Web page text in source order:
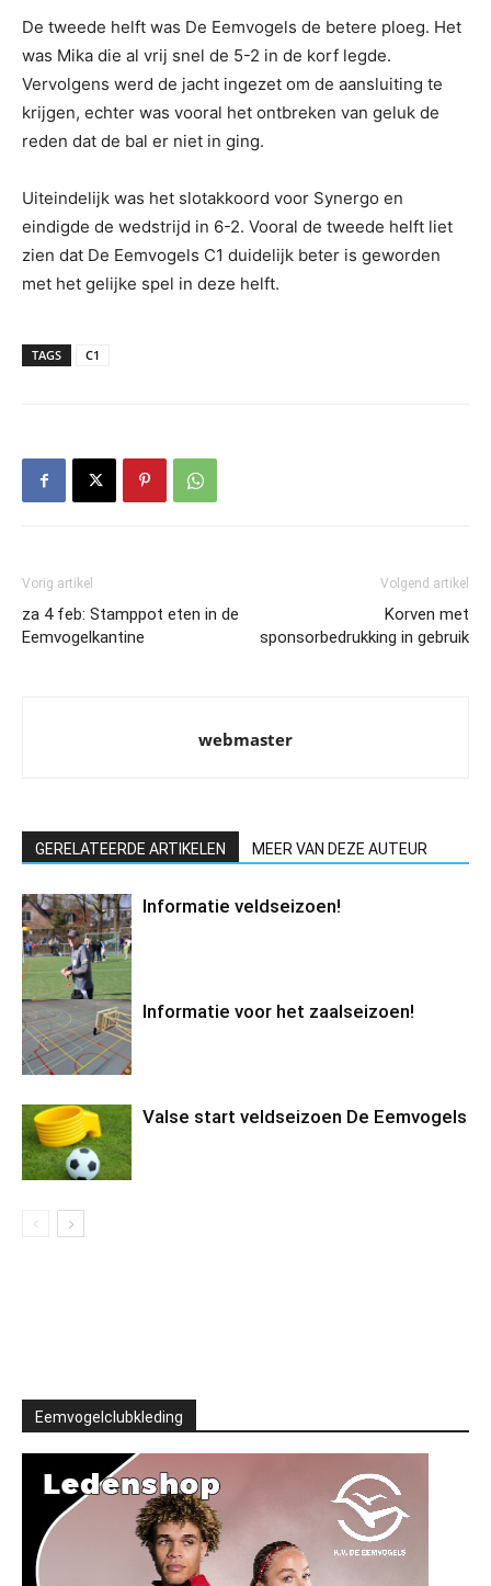
De tweede helft was De Eemvogels de betere ploeg. Het
was Mika die al vrij snel de 5-2 in de korf legde.
Vervolgens werd de jacht ingezet om de aansluiting te
krijgen, echter was vooral het ontbreken van geluk de
reden dat de bal er niet in ging.
Uiteindelijk was het slotakkoord voor Synergo en
eindigde de wedstrijd in 6-2. Vooral de tweede helft liet
zien dat De Eemvogels C1 duidelijk beter is geworden
met het gelijke spel in deze helft.
TAGS C1
Vorig artikel
za 4 feb: Stamppot eten in de
Eemvogelkantine
Volgend artikel
Korven met
sponsorbedrukking in gebruik
webmaster
GERELATEERDE ARTIKELEN MEER VAN DEZE AUTEUR
Informatie veldseizoen!
Informatie voor het zaalseizoen!
Valse start veldseizoen De Eemvogels
Eemvogelclubkleding